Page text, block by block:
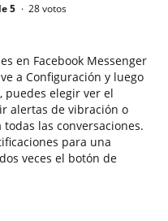
5 28votos
en Facebook Messenger
a Configuración y luego
puedes elegir ver el
alertas de vibración o
las conversaciones.
para una
veces el botón de